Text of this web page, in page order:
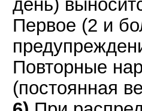
день)
Первое (2 и
Повторные
(постоянная